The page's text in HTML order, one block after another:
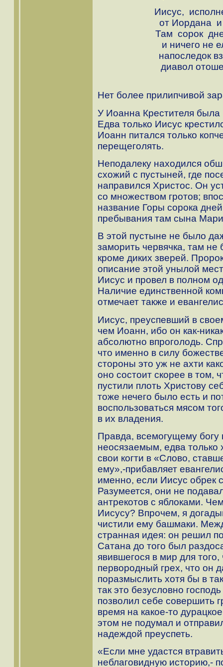
Иисус,
от Иордана
Там сорок
и ничего не
напоследок
диавол
Нет более прилипчивой
У Иоанна Крестителя была
Едва только Иисус
Иоанн питался только
перещеголять.
Неподалеку находился
схожий с пустыней, где
направился Христос. Он
со множеством гротов;
название Горы сорока
пребывания там сына
В этой пустыне не было
заморить червячка, там
кроме диких зверей.
описание этой унылой
Иисус и провел в полном
Наличие единственной
отмечает также и
Иисус, преуспевший в
чем Иоанн, ибо он как-
абсолютно впроголодь.
что именно в силу
стороны это уж не ахти
оно состоит скорее в том,
пустили плоть Христову
тоже нечего было есть и
воспользоваться мясом
в их владения.
Правда, всемогущему богу
неосязаемым, едва только
свои когти в «Слово,
ему»,-прибавляет
именно, если Иисус обрек
Разумеется, они не
антрекотов с яблоками.
Иисусу? Впрочем, я
чистили ему башмаки.
странная идея: он решил
Сатана до того был
явившегося в мир для
первородный грех, что он
поразмыслить хотя бы в
так это безусловно
позволил себе совершить
время на какое-то
этом не подумал и
надеждой преуспеть.
«Если мне удастся
неблаговидную историю,-